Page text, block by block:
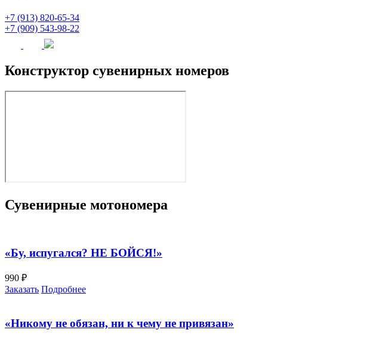
+7 (913) 820-65-34
+7 (909) 543-98-22
Конструктор сувенирных номеров
Сувенирные мотономера
«Бу, испугался? НЕ БОЙСЯ!»
990 ₽
Заказать Подробнее
«Никому не обязан, ни к чему не привязан»